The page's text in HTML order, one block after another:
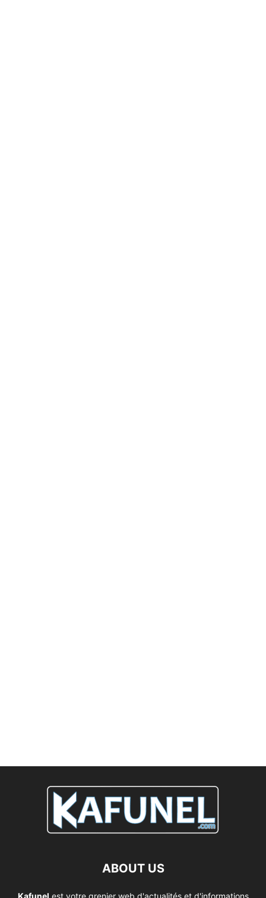
ABOUT US
Kafunel est votre grenier web d'actualités et d'informations